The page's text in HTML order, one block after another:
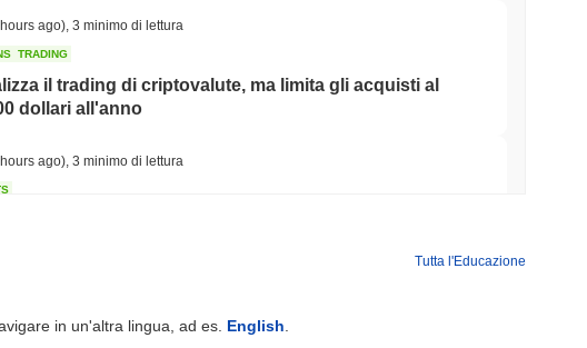
ago) 3 minimo di lettura
TRADING
il trading di criptovalute, ma limita gli acquisti al
dollari all'anno
ago) 3 minimo di lettura
Tutta l'Educazione
in un'altra lingua, ad es. English